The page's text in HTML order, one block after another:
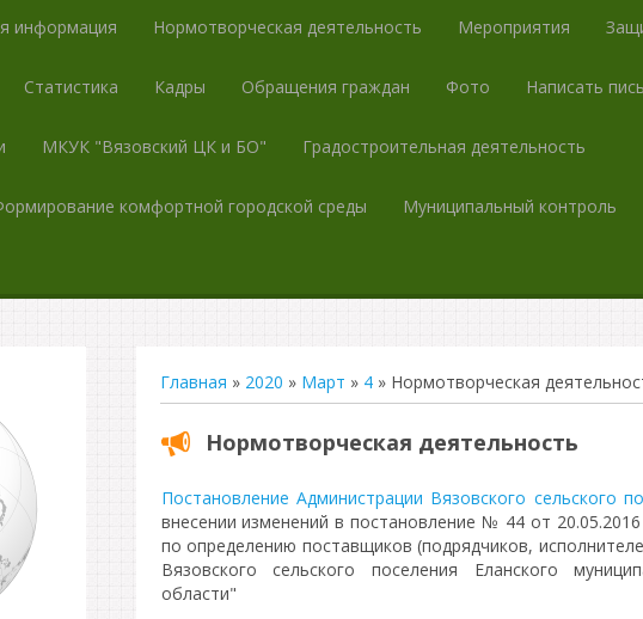
информация Нормотворческая деятельность Мероприятия
Статистика Кадры Обращения граждан Фото Написать
МКУК "Вязовский ЦК и БО" Градостроительная деятельность
комфортной городской среды Муниципальный контроль
Главная » 2020 » Март » 4» Нормотворческая
Нормотворческая деятельность
Постановление Администрации Вязовского сельского
внесении изменений в постановление № 44 от
по определению поставщиков (подрядчиков,
Вязовского сельского поселения Еланского
области"